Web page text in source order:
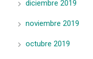
diciembre 2019
noviembre 2019
octubre 2019